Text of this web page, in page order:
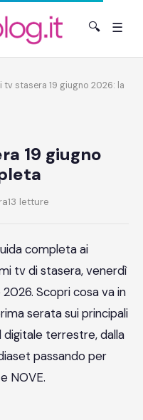
🔍 ☰
tv stasera 19 giugno 2026: la
19 giugno
13 letture
completa ai
tv di stasera, venerdì
2026. Scopri cosa va in
serata sui principali
digitale terrestre, dalla
passando per
NOVE.